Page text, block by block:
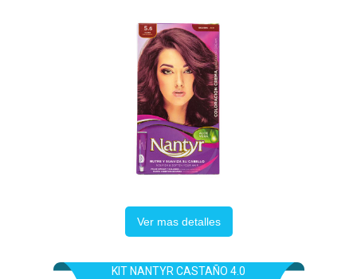
Ver mas detalles
KIT NANTYR CASTAÑO 4.0